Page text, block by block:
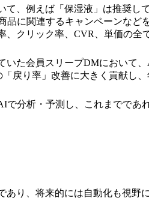
、例えば「保湿液」は推奨
に関連するキャンペーンなど
クリック率、CVR、単価の全
た会員スリープDMにおいて
戻り率」改善に大きく貢献し
分析・予測し、これまでで
り、将来的には自動化も視